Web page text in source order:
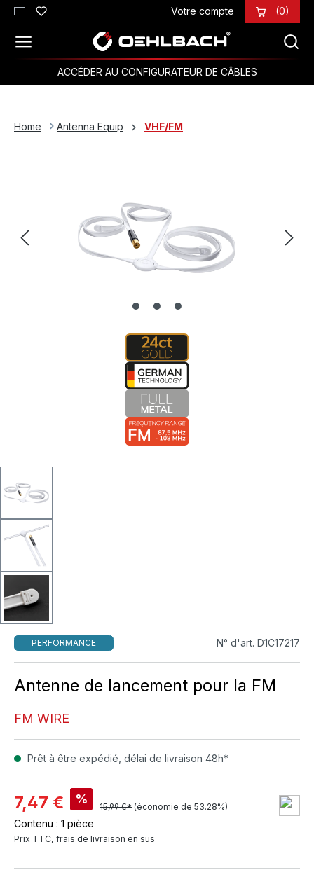
Passer au contenu principal Votre compte (0)
ACCÉDER AU CONFIGURATEUR DE CÂBLES
Home Antenna Equip VHF/FM
PERFORMANCE N° d'art. D1C17217
Antenne de lancement pour la FM
FM WIRE
Prêt à être expédié, délai de livraison 48h*
7,47 € %
15,99 €* (économie de 53.28%)
Contenu : 1 pièce
Prix TTC, frais de livraison en sus